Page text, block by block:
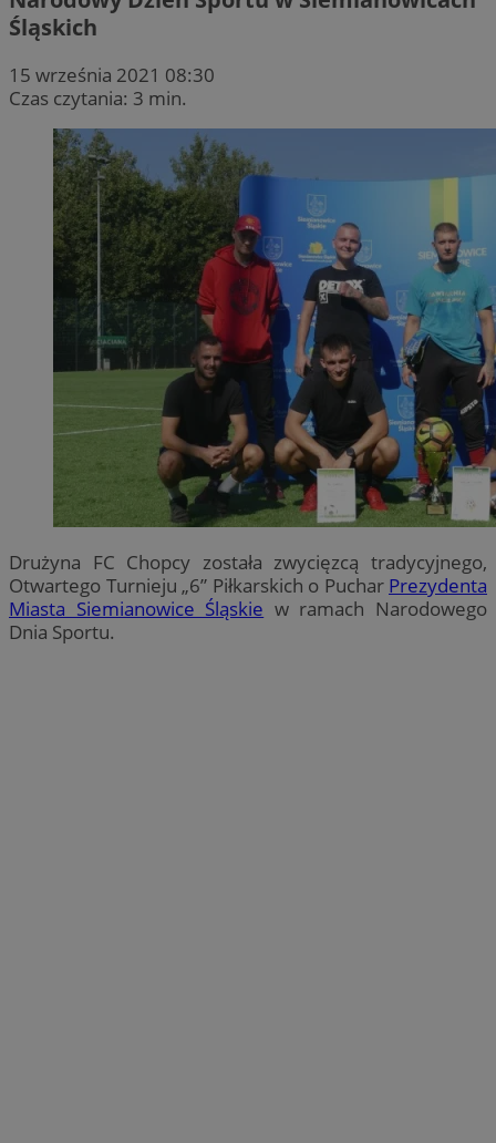
Śląskich
15 września 2021 08:30
Czas czytania: 3 min.
Drużyna FC Chopcy została zwycięzcą tradycyjnego,
Otwartego Turnieju „6” Piłkarskich o Puchar Prezydenta
Miasta Siemianowice Śląskie w ramach Narodowego
Dnia Sportu.